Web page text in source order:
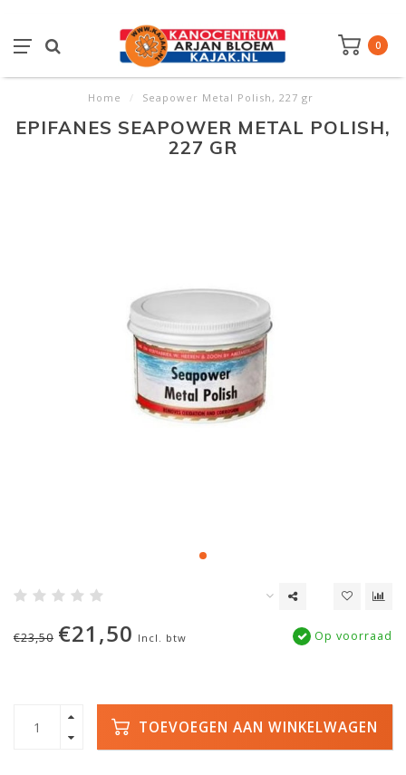
0
Home / Seapower Metal Polish, 227 gr
EPIFANES SEAPOWER METAL POLISH,
227 GR
€23,50 €21,50 Incl. btw Op voorraad
TOEVOEGEN AAN WINKELWAGEN